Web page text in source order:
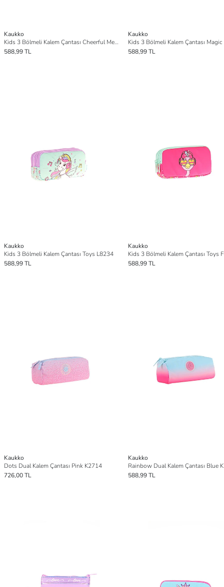
Kaukko
Kids 3 Bölmeli Kalem Çantası Cheerful Merm L8225
588,99 TL
Kaukko
588,99 TL
Kaukko
Kids 3 Bölmeli Kalem Çantası Toys L8234
588,99 TL
Kaukko
588,99 TL
Kaukko
Dots Dual Kalem Çantası Pink K2714
726,00 TL
Kaukko
Rainbow Dual Kalem Çantası Blue
588,99 TL